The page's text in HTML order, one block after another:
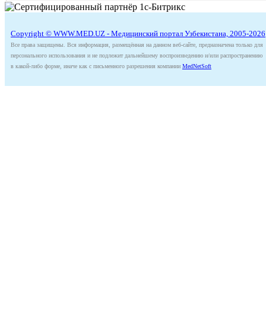
Copyright © WWW.MED.UZ - Медицинский портал Узбекистана, 2005-2026
Все права защищены. Вся информация, размещённая на данном веб-сайте, предназначена только для
персонального использования и не подлежит дальнейшему воспроизведению и/или распространению
в какой-либо форме, иначе как с письменного разрешения компании MedNetSoft